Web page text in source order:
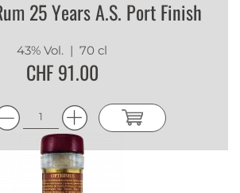
25 Years A.S. Port Finish
43% Vol. | 70 cl
CHF 91.00